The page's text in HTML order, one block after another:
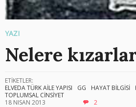
YAZI
Nelere
ETİKETLER:
ELVEDA TÜRK AİLE YAPISI
GG HAYAT BİLGİSİ
TOPLUMSAL CİNSİYET
18 NISAN 2013
2